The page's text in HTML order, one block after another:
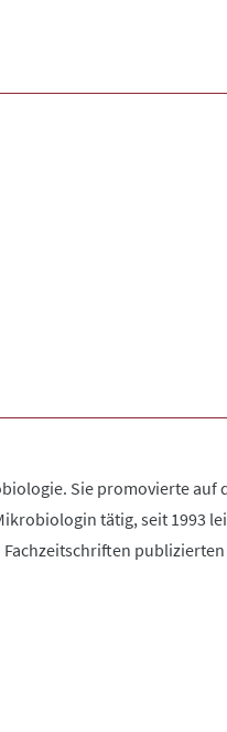
Sie promovierte auf
tätig, seit 1993